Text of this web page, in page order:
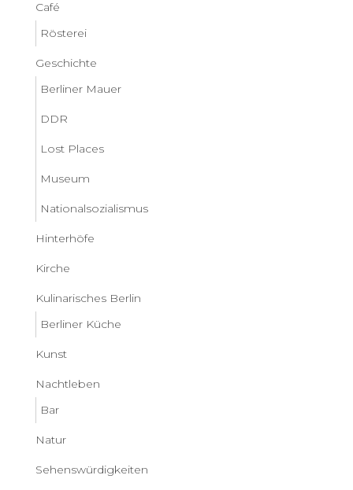
Café
Rösterei
Geschichte
Berliner Mauer
DDR
Lost Places
Museum
Nationalsozialismus
Hinterhöfe
Kirche
Kulinarisches Berlin
Berliner Küche
Kunst
Nachtleben
Bar
Natur
Sehenswürdigkeiten